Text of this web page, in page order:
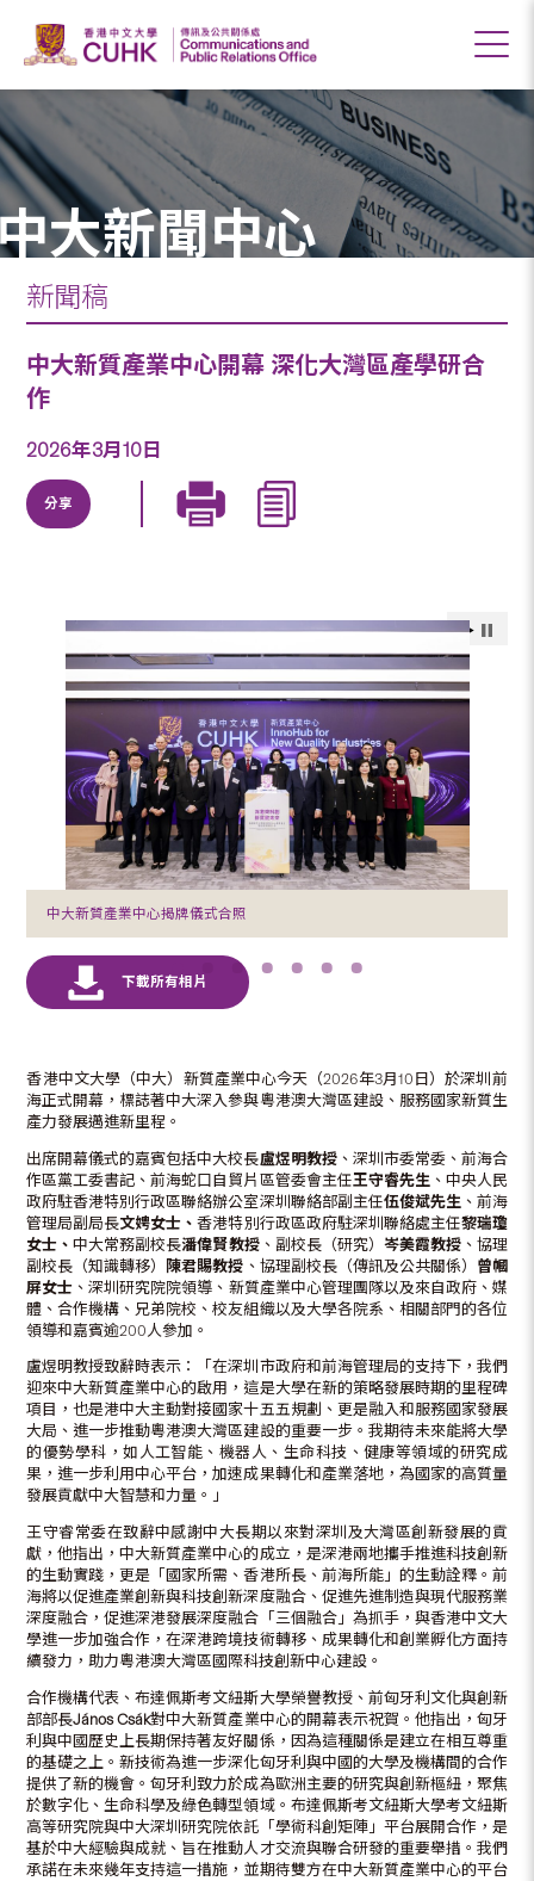
大新聞中心
新聞稿
中大新質產業中心開幕 深化大灣區產學研合
作
2026年3月10日
分享
中大新質產業中心揭牌儀式合照
香港中文大學（中大）新質產業中心今天（2026年3月10日）於深圳前
海正式開幕，標誌著中大深入參與粵港澳大灣區建設、服務國家新質生
產力發展邁進新里程。
出席開幕儀式的嘉賓包括中大校長盧煜明教授、深圳市委常委、前海合
作區黨工委書記、前海蛇口自貿片區管委會主任王守睿先生 、中央人民
政府駐香港特別行政區聯絡辦公室深圳聯絡部副主任伍俊斌先生 、前海
管理局副局長文娉女士、香港特別行政區政府駐深圳聯絡處主任黎瑞瓊
女士 、中大常務副校長潘偉賢教授、副校長（研究） 岑美霞教授、協理
副校長（知識轉移）
陳君賜教授 、協理副校長（傳訊及公共關係） 曾幗
屏女士 、深圳研究院院領導、新質產業中心管理團隊以及來自政府、媒
體、合作機構、兄弟院校、校友組織以及大學各院系、相關部門的各位
領導和嘉賓逾200人參加。
盧煜明教授致辭時表示：「在深圳市政府和前海管理局的支持下，我們
迎來中大新質產業中心的啟用，這是大學在新的策略發展時期的里程碑
項目，也是港中大主動對接國家十五五規劃、更是融入和服務國家發展
大局、進一步推動粵港澳大灣區建設的重要一步。我期待未來能將大學
的優勢學科，如人工智能、機器人、生命科技、健康等領域的研究成
果，進一步利用中心平台，加速成果轉化和產業落地，為國家的高質量
發展貢獻中大智慧和力量。」
王守睿常委在致辭中感謝中大長期以來對深圳及大灣區創新發展的貢
獻，他指出，中大新質產業中心的成立，是深港兩地攜手推進科技創新
的生動實踐，更是「國家所需、香港所長、前海所能」的生動詮釋。前
海將以促進產業創新與科技創新深度融合、促進先進制造與現代服務業
深度融合，促進深港發展深度融合「三個融合」為抓手，與香港中文大
學進一步加強合作，在深港跨境技術轉移、成果轉化和創業孵化方面持
續發力，助力粵港澳大灣區國際科技創新中心建設。
合作機構代表、布達佩斯考文紐斯大學榮譽教授、前匈牙利文化與創新
部部長János Csák對中大新質產業中心的開幕表示祝賀。他指出，匈牙
利與中國歷史上長期保持著友好關係，因為這種關係是建立在相互尊重
的基礎之上。新技術為進一步深化匈牙利與中國的大學及機構間的合作
提供了新的機會。匈牙利致力於成為歐洲主要的研究與創新樞紐，聚焦
於數字化、生命科學及綠色轉型領域。布達佩斯考文紐斯大學考文紐斯
高等研究院與中大深圳研究院依託「學術科創矩陣」平台展開合作，是
基於中大經驗與成就、旨在推動人才交流與聯合研發的重要舉措。我們
承諾在未來幾年支持這一措施，並期待雙方在中大新質產業中心的平台